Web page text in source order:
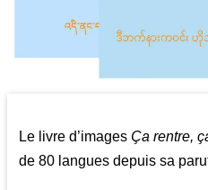
Le livre d’images Ça rentre,
de 80 langues depuis sa